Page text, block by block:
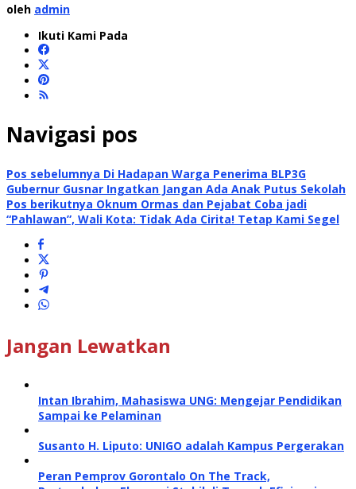
oleh admin
Ikuti Kami Pada
Navigasi pos
Pos sebelumnya Di Hadapan Warga Penerima BLP3G
Gubernur Gusnar Ingatkan Jangan Ada Anak Putus Sekolah
Pos berikutnya Oknum Ormas dan Pejabat Coba jadi
“Pahlawan”, Wali Kota: Tidak Ada Cirita! Tetap Kami Segel
Jangan Lewatkan
Intan Ibrahim, Mahasiswa UNG: Mengejar Pendidikan
Sampai ke Pelaminan
Susanto H. Liputo: UNIGO adalah Kampus Pergerakan
Peran Pemprov Gorontalo On The Track,